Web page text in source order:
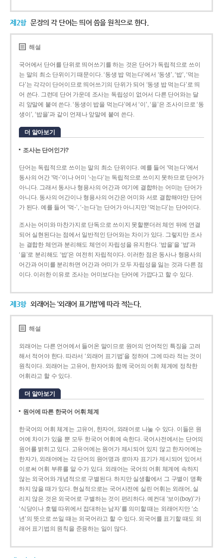
제2항 문장의 각 단어는 띄어 씀을 원칙으로 한다.
해설
국어에서 단어를 단위로 띄어쓰기를 하는 것은 단어가 독립적으로 쓰이
는 말의 최소 단위이기 때문이다. ‘동생 밥 먹는다’에서 ‘동생’, ‘밥’, ‘먹는
다’는 각각이 단어이므로 띄어쓰기의 단위가 되어 ‘동생 밥 먹는다’로 띄
어 쓴다. 그런데 단어 가운데 조사는 독립성이 없어서 다른 단어와는 달
리 앞말에 붙여 쓴다. ‘동생이 밥을 먹는다’에서 ‘이’, ‘을’은 조사이므로 ‘동
생이’, ‘밥을’과 같이 언제나 앞말에 붙여 쓴다.
더 알아보기
조사는 단어인가?
단어는 독립적으로 쓰이는 말의 최소 단위이다. 예를 들어 ‘먹는다’에서
동사의 어간 ‘먹-­’이나 어미 ‘­-는다’는 독립적으로 쓰이지 못하므로 단어가
아니다. 그래서 동사나 형용사의 어간과 여기에 결합하는 어미는 단어가
아니다. 동사의 어간이나 형용사의 어간은 어미와 서로 결합해야만 단어
가 된다. 예를 들어 ‘먹-’, ‘-는다’는 단어가 아니지만 ‘먹는다’는 단어이다.
조사는 어미와 마찬가지로 단독으로 쓰이지 못할뿐더러 체언 뒤에 연결
되어 실현된다는 점에서 일반적인 단어와는 차이가 있다. 그렇지만 조사
는 결합한 체언과 분리해도 체언이 자립성을 유지한다. ‘밥을’을 ‘밥’과
‘을’로 분리해도 ‘밥’은 여전히 자립적이다. 이러한 점은 동사나 형용사의
어간과 어미를 분리하면 어간과 어미가 모두 자립성을 잃는 것과 다른 점
이다. 이러한 이유로 조사는 어미보다는 단어에 가깝다고 할 수 있다.
제3항 외래어는 ‘외래어 표기법’에 따라 적는다.
해설
외래어는 다른 언어에서 들어온 말이므로 원어의 언어적인 특징을 고려
해서 적어야 한다. 따라서 ‘외래어 표기법’을 정하여 그에 따라 적는 것이
원칙이다. 외래어는 고유어, 한자어와 함께 국어의 어휘 체계에 정착한
어휘라고 할 수 있다.
더 알아보기
원어에 따른 한국어 어휘 체계
한국어의 어휘 체계는 고유어, 한자어, 외래어로 나눌 수 있다. 이들은 원
어에 차이가 있을 뿐 모두 한국어 어휘에 속한다. 국어사전에서는 단어의
원어를 밝히고 있다. 고유어에는 원어가 제시되어 있지 않고 한자어에는
한자가, 외래어에는 각 단어의 원어명과 로마자 표기가 제시되어 있어서
이로써 어휘 부류를 알 수가 있다. 외래어는 국어의 어휘 체계에 속하지
않는 외국어와 개념적으로 구별된다. 하지만 실생활에서 그 구별이 명확
하지 않을 때가 있다. 현실적으로는 국어사전에 실린 어휘는 외래어, 실
리지 않은 것은 외국어로 구별하는 것이 편리하다. 예컨대 ‘보이(boy)’가
‘식당이나 호텔 따위에서 접대하는 남자’를 의미할 때는 외래어지만 ‘소
년’의 뜻으로 쓰일 때는 외국어라고 할 수 있다. 외국어를 표기할 때도 외
래어 표기법의 원칙을 준용하는 일이 많다.